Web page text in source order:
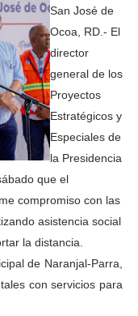
San José de
Ocoa, RD.- El
director
general de los
Proyectos
Estratégicos y
Especiales de
la Presidencia
que el
compromiso con las
asistencia social
la distancia.
de Naranjal-Parra,
con servicios para